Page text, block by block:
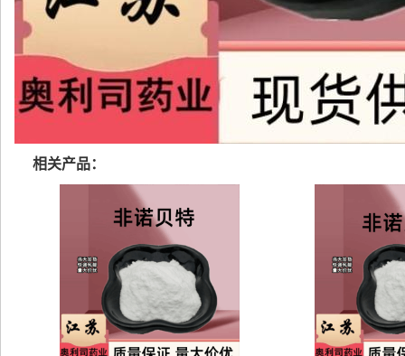
相关产品：